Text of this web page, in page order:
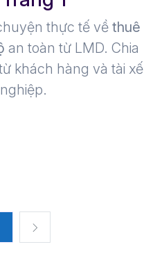
thực tế về thuê
an toàn từ LMD. Chia
khách hàng và tài xế